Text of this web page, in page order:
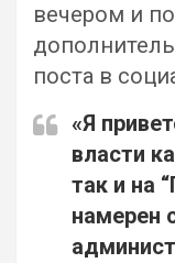
вечером и
поста в
«Я
власти
так и на
намерен